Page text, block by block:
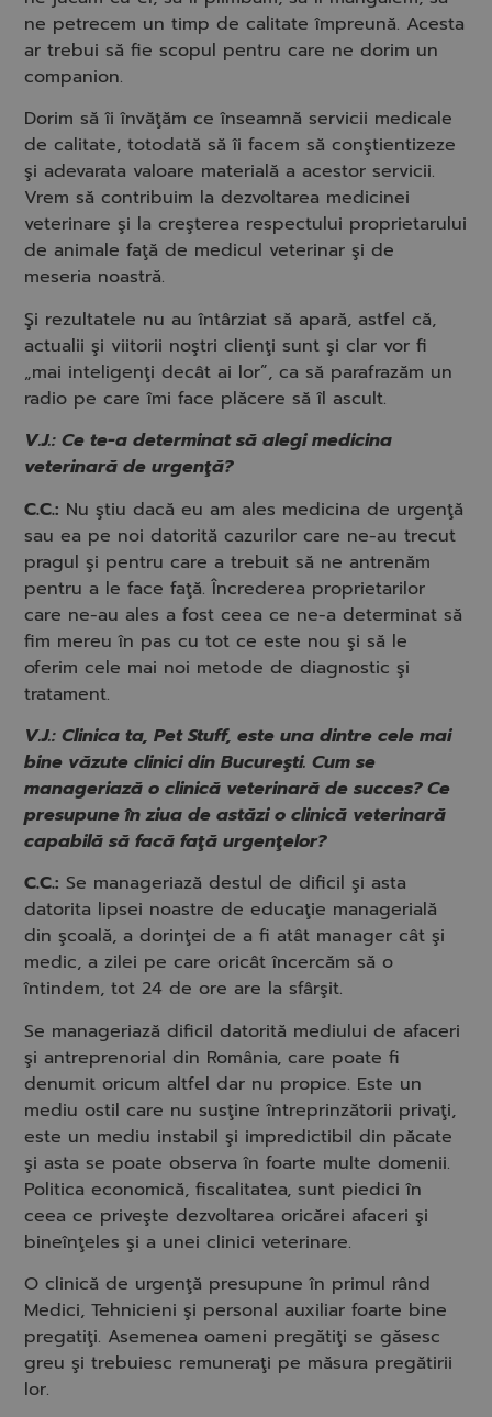
ne petrecem un timp de calitate împreună. Acesta
ar trebui să fie scopul pentru care ne dorim un
companion.
Dorim să îi învăţăm ce înseamnă servicii medicale
de calitate, totodată să îi facem să conştientizeze
şi adevarata valoare materială a acestor servicii.
Vrem să contribuim la dezvoltarea medicinei
veterinare şi la creşterea respectului proprietarului
de animale faţă de medicul veterinar şi de
meseria noastră.
Şi rezultatele nu au întârziat să apară, astfel că,
actualii şi viitorii noştri clienţi sunt şi clar vor fi
„mai inteligenţi decât ai lor”, ca să parafrazăm un
radio pe care îmi face plăcere să îl ascult.
V.J.: Ce te-a determinat să alegi medicina
veterinară de urgenţă?
C.C.: Nu ştiu dacă eu am ales medicina de urgenţă
sau ea pe noi datorită cazurilor care ne-au trecut
pragul şi pentru care a trebuit să ne antrenăm
pentru a le face faţă. Încrederea proprietarilor
care ne-au ales a fost ceea ce ne-a determinat să
fim mereu în pas cu tot ce este nou şi să le
oferim cele mai noi metode de diagnostic şi
tratament.
V.J.: Clinica ta, Pet Stuff, este una dintre cele mai
bine văzute clinici din Bucureşti. Cum se
manageriază o clinică veterinară de succes? Ce
presupune în ziua de astăzi o clinică veterinară
capabilă să facă faţă urgenţelor?
C.C.: Se manageriază destul de dificil şi asta
datorita lipsei noastre de educaţie managerială
din şcoală, a dorinţei de a fi atât manager cât şi
medic, a zilei pe care oricât încercăm să o
întindem, tot 24 de ore are la sfârşit.
Se manageriază dificil datorită mediului de afaceri
şi antreprenorial din România, care poate fi
denumit oricum altfel dar nu propice. Este un
mediu ostil care nu susţine întreprinzătorii privaţi,
este un mediu instabil şi impredictibil din păcate
şi asta se poate observa în foarte multe domenii.
Politica economică, fiscalitatea, sunt piedici în
ceea ce priveşte dezvoltarea oricărei afaceri şi
bineînţeles şi a unei clinici veterinare.
O clinică de urgenţă presupune în primul rând
Medici, Tehnicieni şi personal auxiliar foarte bine
pregatiţi. Asemenea oameni pregătiţi se găsesc
greu şi trebuiesc remuneraţi pe măsura pregătirii
lor.